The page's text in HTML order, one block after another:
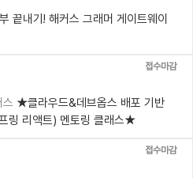
끝내기! 해커스 그래머 게이트웨이
접수마감
스 ★클라우드&데브옵스 배포 기반
링 리액트) 멘토링 클래스★
접수마감